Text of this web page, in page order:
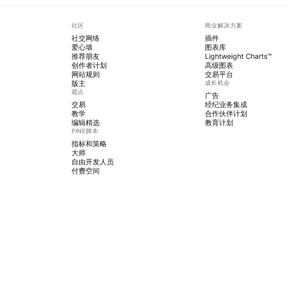
社区
社交网络
爱心墙
推荐朋友
创作者计划
网站规则
版主
观点
交易
教学
编辑精选
PINE脚本
指标和策略
大师
自由开发人员
付费空间
商业解决方案
插件
图表库
Lightweight Charts™
高级图表
交易平台
成长机会
广告
经纪业务集成
合作伙伴计划
教育计划